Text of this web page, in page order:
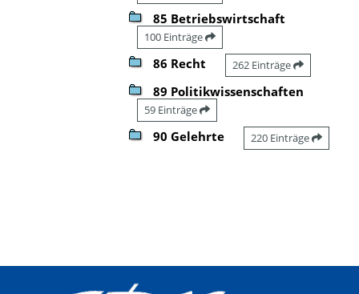
85 Betriebswirtschaft
100 Einträge
86 Recht 262 Einträge
89 Politikwissenschaften
59 Einträge
90 Gelehrte 220 Einträge